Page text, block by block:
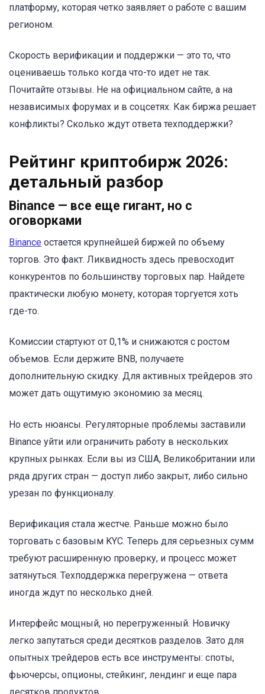
платформу, которая четко заявляет о работе с вашим
регионом.
Скорость верификации и поддержки — это то, что
оцениваешь только когда что-то идет не так.
Почитайте отзывы. Не на официальном сайте, а на
независимых форумах и в соцсетях. Как биржа решает
конфликты? Сколько ждут ответа техподдержки?
Рейтинг криптобирж 2026:
детальный разбор
Binance — все еще гигант, но с
оговорками
Binance остается крупнейшей биржей по объему
торгов. Это факт. Ликвидность здесь превосходит
конкурентов по большинству торговых пар. Найдете
практически любую монету, которая торгуется хоть
где-то.
Комиссии стартуют от 0,1% и снижаются с ростом
объемов. Если держите BNB, получаете
дополнительную скидку. Для активных трейдеров это
может дать ощутимую экономию за месяц.
Но есть нюансы. Регуляторные проблемы заставили
Binance уйти или ограничить работу в нескольких
крупных рынках. Если вы из США, Великобритании или
ряда других стран — доступ либо закрыт, либо сильно
урезан по функционалу.
Верификация стала жестче. Раньше можно было
торговать с базовым KYC. Теперь для серьезных сумм
требуют расширенную проверку, и процесс может
затянуться. Техподдержка перегружена — ответа
иногда ждут по несколько дней.
Интерфейс мощный, но перегруженный. Новичку
легко запутаться среди десятков разделов. Зато для
опытных трейдеров есть все инструменты: споты,
фьючерсы, опционы, стейкинг, лендинг и еще пара